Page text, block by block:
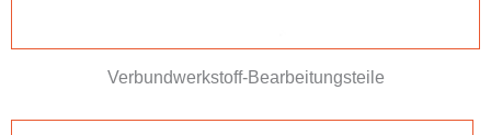
Verbundwerkstoff-Bearbeitungsteile